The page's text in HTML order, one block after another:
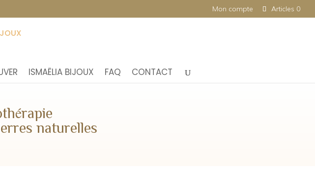
Mon compte Articles 0
ISMAËLIA BIJOUX FAQ CONTACT
naturelles